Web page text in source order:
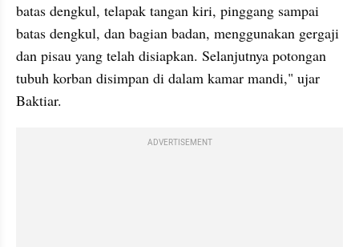
batas dengkul, telapak tangan kiri, pinggang sampai
batas dengkul, dan bagian badan, menggunakan gergaji
dan pisau yang telah disiapkan. Selanjutnya potongan
tubuh korban disimpan di dalam kamar mandi," ujar
Baktiar.
ADVERTISEMENT